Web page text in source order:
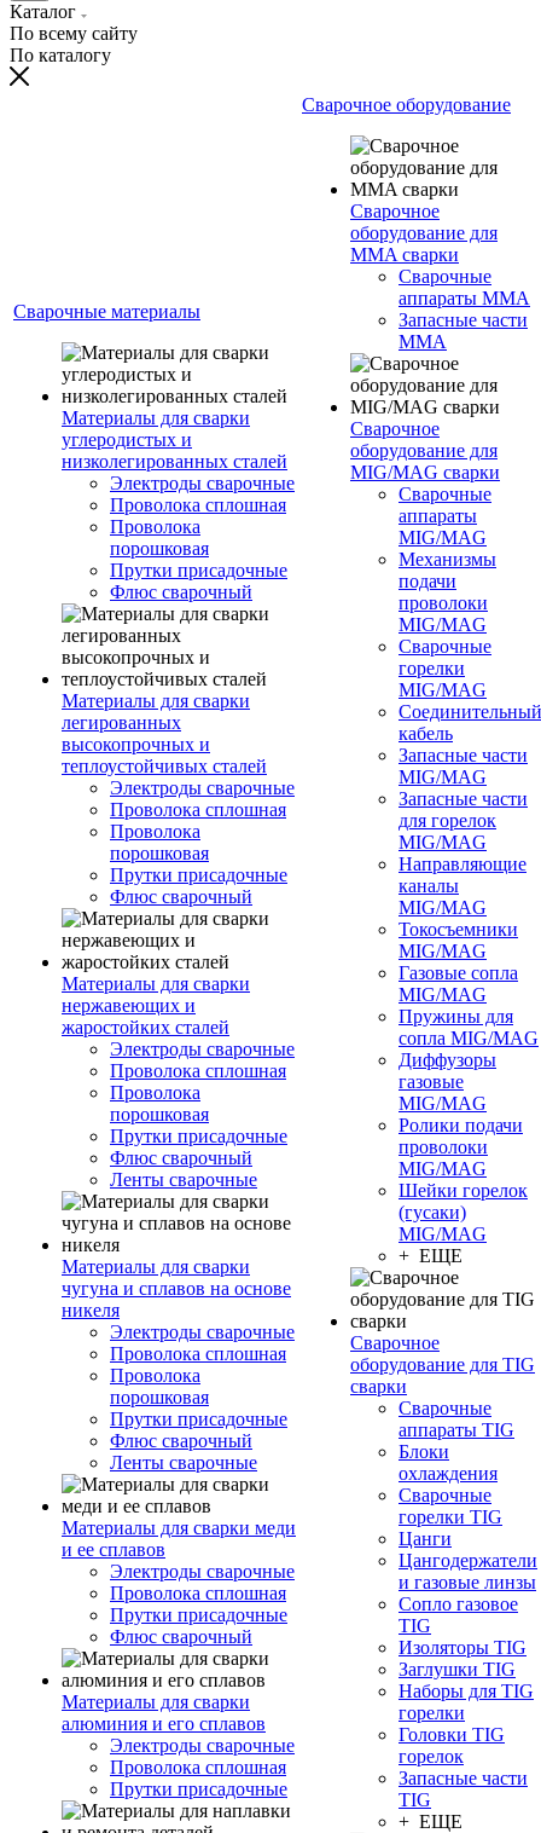
Каталог
По всему сайту
По каталогу
Сварочные материалы
Материалы для сварки
углеродистых и
низколегированных сталей
Электроды сварочные
Проволока сплошная
Проволока
порошковая
Прутки присадочные
Флюс сварочный
Материалы для сварки
легированных
высокопрочных и
теплоустойчивых сталей
Электроды сварочные
Проволока сплошная
Проволока
порошковая
Прутки присадочные
Флюс сварочный
Материалы для сварки
нержавеющих и
жаростойких сталей
Электроды сварочные
Проволока сплошная
Проволока
порошковая
Прутки присадочные
Флюс сварочный
Ленты сварочные
Материалы для сварки
чугуна и сплавов на основе
никеля
Электроды сварочные
Проволока сплошная
Проволока
порошковая
Прутки присадочные
Флюс сварочный
Ленты сварочные
Материалы для сварки меди
и ее сплавов
Электроды сварочные
Проволока сплошная
Прутки присадочные
Флюс сварочный
Материалы для сварки
алюминия и его сплавов
Электроды сварочные
Проволока сплошная
Прутки присадочные
Сварочное оборудование
Сварочное
оборудование для
MMA сварки
Сварочные
аппараты MMA
Запасные части
MMA
Сварочное
оборудование для
MIG/MAG сварки
Сварочные
аппараты
MIG/MAG
Механизмы
подачи
проволоки
MIG/MAG
Сварочные
горелки
MIG/MAG
Соединительный
кабель
Запасные части
MIG/MAG
Запасные части
для горелок
MIG/MAG
Направляющие
каналы
MIG/MAG
Токосъемники
MIG/MAG
Газовые сопла
MIG/MAG
Пружины для
сопла MIG/MAG
Диффузоры
газовые
MIG/MAG
Ролики подачи
проволоки
MIG/MAG
Шейки горелок
(гусаки)
MIG/MAG
+ ЕЩЕ
Сварочное
оборудование для TIG
сварки
Сварочные
аппараты TIG
Блоки
охлаждения
Сварочные
горелки TIG
Цанги
Цангодержатели
и газовые линзы
Сопло газовое
TIG
Изоляторы TIG
Заглушки TIG
Наборы для TIG
горелки
Головки TIG
горелок
Запасные части
TIG
+ ЕЩЕ